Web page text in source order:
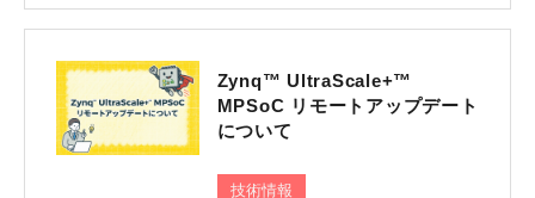
Zynq™ UltraScale+™
MPSoC リモートアップデート
について
技術情報